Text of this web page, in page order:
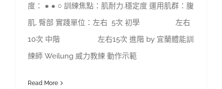
度： ● ● ○ 訓練焦點：肌耐力.穩定度 運用肌群：腹
肌, 臀部 實踐單位：左右 5次 初學 左右
10次 中階 左右15次 進階 by 宜蘭體能訓
練師 Weilung 威力教練 動作示範
Read More